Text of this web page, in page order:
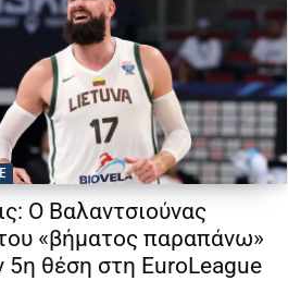
Ο Βαλαντσιούνας
«βήματος παραπάνω»
5η θέση στη EuroLeague